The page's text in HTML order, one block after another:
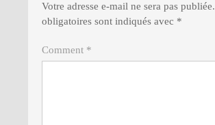
Votre adresse e-mail ne sera pas publiée.
obligatoires sont indiqués avec *
Comment *